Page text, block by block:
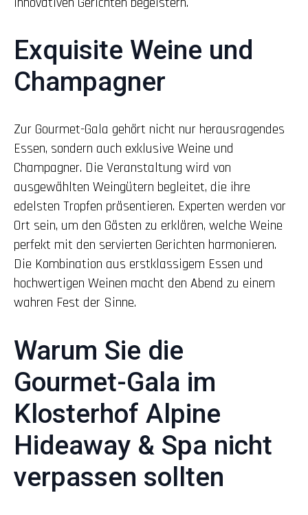
Exquisite Weine und
Champagner
Zur Gourmet-Gala gehört nicht nur herausragendes
Essen, sondern auch exklusive Weine und
Champagner. Die Veranstaltung wird von
ausgewählten Weingütern begleitet, die ihre
edelsten Tropfen präsentieren. Experten werden vor
Ort sein, um den Gästen zu erklären, welche Weine
perfekt mit den servierten Gerichten harmonieren.
Die Kombination aus erstklassigem Essen und
hochwertigen Weinen macht den Abend zu einem
wahren Fest der Sinne.
Warum Sie die
Gourmet-Gala im
Klosterhof Alpine
Hideaway & Spa nicht
verpassen sollten